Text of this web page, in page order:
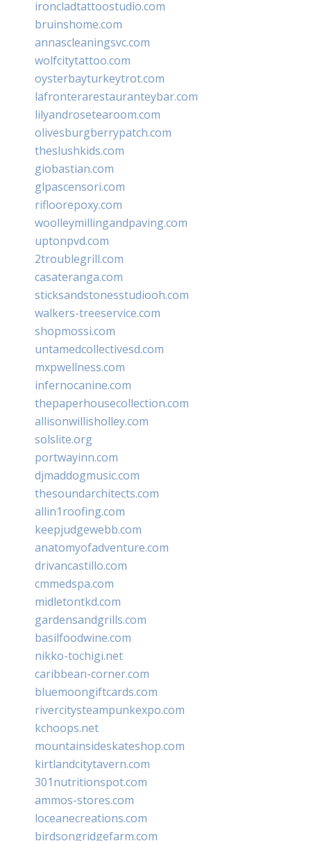
ironcladtattoostudio.com
bruinshome.com
annascleaningsvc.com
wolfcitytattoo.com
oysterbayturkeytrot.com
lafronterarestauranteybar.com
lilyandrosetearoom.com
olivesburgberrypatch.com
theslushkids.com
giobastian.com
glpascensori.com
rifloorepoxy.com
woolleymillingandpaving.com
uptonpvd.com
2troublegrill.com
casateranga.com
sticksandstonesstudiooh.com
walkers-treeservice.com
shopmossi.com
untamedcollectivesd.com
mxpwellness.com
infernocanine.com
thepaperhousecollection.com
allisonwillisholley.com
solslite.org
portwayinn.com
djmaddogmusic.com
thesoundarchitects.com
allin1roofing.com
keepjudgewebb.com
anatomyofadventure.com
drivancastillo.com
cmmedspa.com
midletontkd.com
gardensandgrills.com
basilfoodwine.com
nikko-tochigi.net
caribbean-corner.com
bluemoongiftcards.com
rivercitysteampunkexpo.com
kchoops.net
mountainsideskateshop.com
kirtlandcitytavern.com
301nutritionspot.com
ammos-stores.com
loceanecreations.com
birdsongridgefarm.com